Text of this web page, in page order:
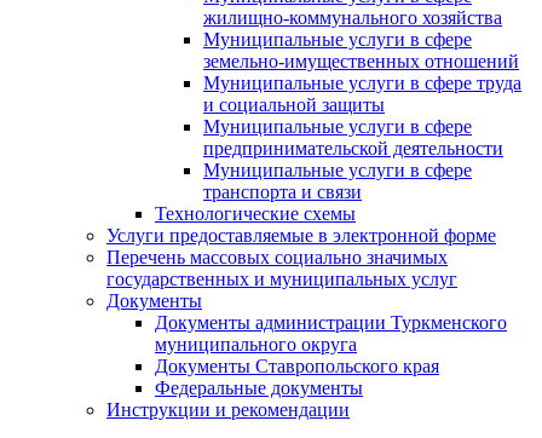
жилищно-коммунального хозяйства
Муниципальные услуги в сфере
земельно-имущественных отношений
Муниципальные услуги в сфере труда
и социальной защиты
Муниципальные услуги в сфере
предпринимательской деятельности
Муниципальные услуги в сфере
транспорта и связи
Технологические схемы
Услуги предоставляемые в электронной форме
Перечень массовых социально значимых
государственных и муниципальных услуг
Документы
Документы администрации Туркменского
муниципального округа
Документы Ставропольского края
Федеральные документы
Инструкции и рекомендации